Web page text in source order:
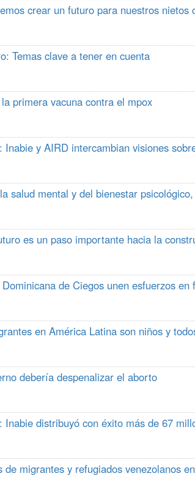
crear un futuro para nuestros
Temas clave a tener en cuenta
primera vacuna contra el mpox
Inabie y AIRD intercambian visiones
salud mental y del bienestar
es un paso importante hacia la
de Ciegos unen esfuerzos
en América Latina son niños y
debería despenalizar el aborto
Inabie distribuyó con éxito más de 67
de migrantes y refugiados venezolanos